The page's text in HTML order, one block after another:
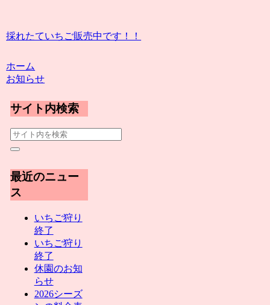
採れたていちご販売中です！！
ホーム
お知らせ
サイト内検索
最近のニュー
ス
いちご狩り
終了
いちご狩り
終了
休園のお知
らせ
2026シーズ